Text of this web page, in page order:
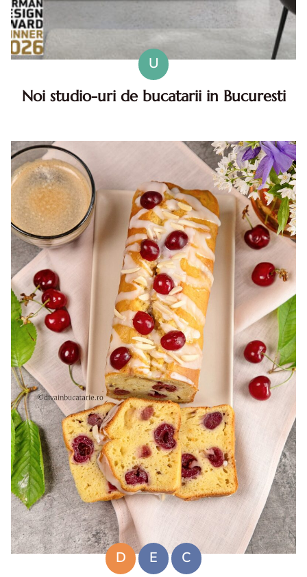
U
Noi studio-uri de bucatarii in Bucuresti
un important retailer de mobilier, XXXLutz, a trans...
D E
C